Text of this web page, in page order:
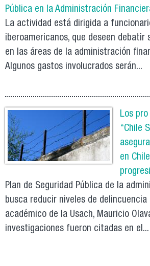
Pública en la Administración
La actividad está dirigida a
iberoamericanos, que deseen debatir
en las áreas de la administración
Algunos gastos involucrados serán...
Los
“Chile
en
Plan de Seguridad Pública de la
busca reducir niveles de delincuencia
académico de la Usach, Mauricio
investigaciones fueron citadas en el...